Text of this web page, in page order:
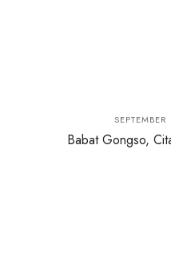
Babat Gongso,